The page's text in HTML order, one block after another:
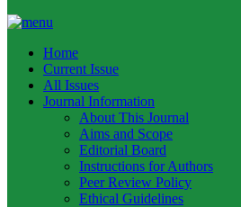
Home
Current Issue
All Issues
Journal Information
About This Journal
Aims and Scope
Editorial Board
Instructions for Authors
Peer Review Policy
Ethical Guidelines